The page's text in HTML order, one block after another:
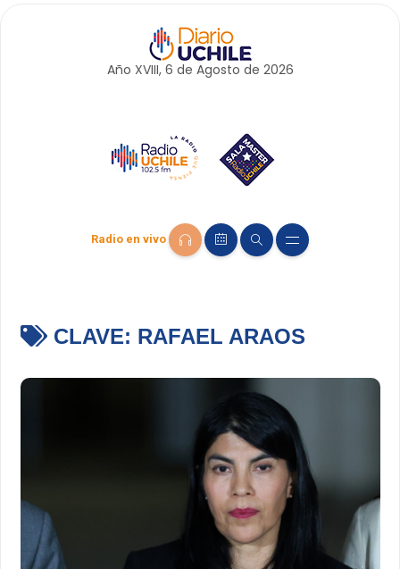
Año XVIII, 6 de Agosto de 2026
Radio en vivo
CLAVE: RAFAEL ARAOS